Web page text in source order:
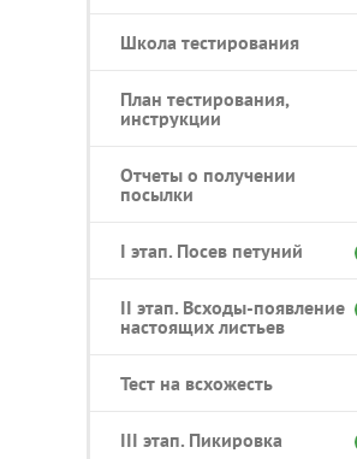
Школа тестирования
План тестирования,
инструкции
Отчеты о получении
посылки
I этап. Посев петуний
II этап. Всходы-появление
настоящих листьев
Тест на всхожесть
III этап. Пикировка